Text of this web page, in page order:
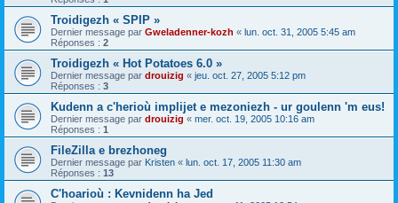
Troidigezh « SPIP »
Dernier message par Gweladenner-kozh « lun. oct. 31, 2005 5:45 am
Réponses : 2
Troidigezh « Hot Potatoes 6.0 »
Dernier message par drouizig « jeu. oct. 27, 2005 5:12 pm
Réponses : 3
Kudenn a c'herioù implijet e mezoniezh - ur goulenn 'm eus!
Dernier message par drouizig « mer. oct. 19, 2005 10:16 am
Réponses : 1
FileZilla e brezhoneg
Dernier message par Kristen « lun. oct. 17, 2005 11:30 am
Réponses : 13
C'hoarioù : Kevnidenn ha Jed